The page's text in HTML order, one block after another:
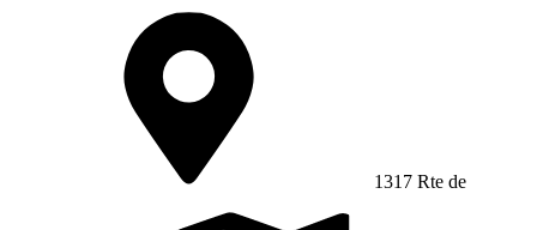
1317 Rte de